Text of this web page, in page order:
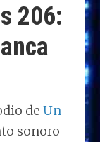
206:
deUn
sonoro